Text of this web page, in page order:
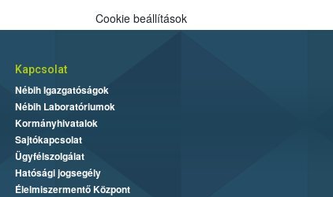
Cookie beállítások
Kapcsolat
Nébih Igazgatóságok
Nébih Laboratóriumok
Kormányhivatalok
Sajtókapcsolat
Ügyfélszolgálat
Hatósági jogsegély
Élelmiszermentő Központ